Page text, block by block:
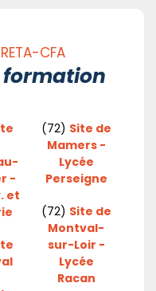
CFA
-
et
(72) Site de
Mamers -
Lycée
Perseigne
(72) Site de
Montval-
sur-Loir -
Lycée
Racan